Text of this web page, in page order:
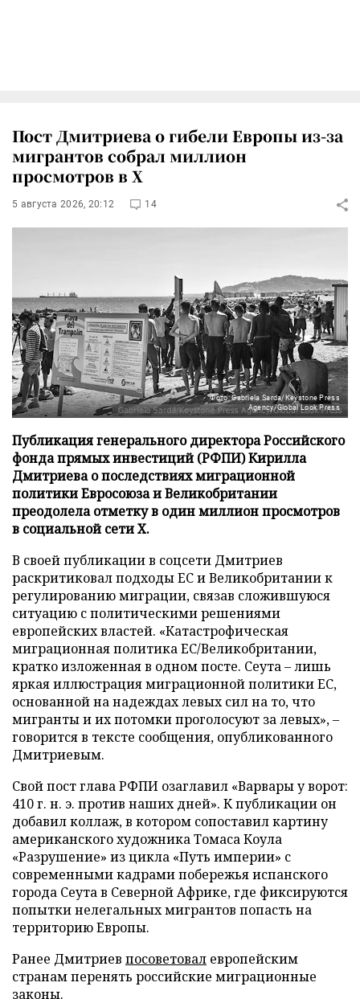
Пост Дмитриева о гибели Европы из-за
мигрантов собрал миллион
просмотров в X
5 августа 2026, 20:12 14
Фото: Gabriela Sarda/Keystone Press
Agency/Global Look Press
Публикация генерального директора Российского
фонда прямых инвестиций (РФПИ) Кирилла
Дмитриева о последствиях миграционной
политики Евросоюза и Великобритании
преодолела отметку в один миллион просмотров
в социальной сети X.
В своей публикации в соцсети Дмитриев
раскритиковал подходы ЕС и Великобритании к
регулированию миграции, связав сложившуюся
ситуацию с политическими решениями
европейских властей. «Катастрофическая
миграционная политика ЕС/Великобритании,
кратко изложенная в одном посте. Сеута – лишь
яркая иллюстрация миграционной политики ЕС,
основанной на надеждах левых сил на то, что
мигранты и их потомки проголосуют за левых», –
говорится в тексте сообщения, опубликованного
Дмитриевым.
Свой пост глава РФПИ озаглавил «Варвары у ворот:
410 г. н. э. против наших дней». К публикации он
добавил коллаж, в котором сопоставил картину
американского художника Томаса Коула
«Разрушение» из цикла «Путь империи» с
современными кадрами побережья испанского
города Сеута в Северной Африке, где фиксируются
попытки нелегальных мигрантов попасть на
территорию Европы.
Ранее Дмитриев посоветовал европейским
странам перенять российские миграционные
законы.